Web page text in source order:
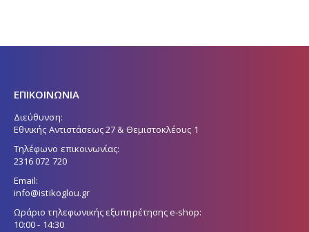
ΕΠΙΚΟΙΝΩΝΙΑ
Διεύθυνση:
Εθνικής Αντιστάσεως 27 & Θεμιστοκλέους 1
Τηλέφωνο επικοινωνίας:
2316 072 720
Email:
info@istikoglou.gr
Ωράριο τηλεφωνικής εξυπηρέτησης e-shop:
10:00 - 14:30